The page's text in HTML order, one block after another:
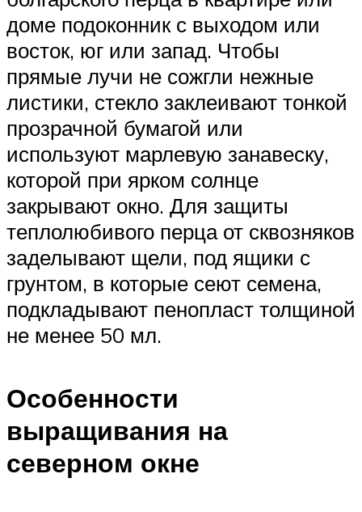
доме подоконник с выходом или
восток, юг или запад. Чтобы
прямые лучи не сожгли нежные
листики, стекло заклеивают тонкой
прозрачной бумагой или
используют марлевую занавеску,
которой при ярком солнце
закрывают окно. Для защиты
теплолюбивого перца от сквозняков
заделывают щели, под ящики с
грунтом, в которые сеют семена,
подкладывают пенопласт толщиной
не менее 50 мл.
Особенности
выращивания на
северном окне